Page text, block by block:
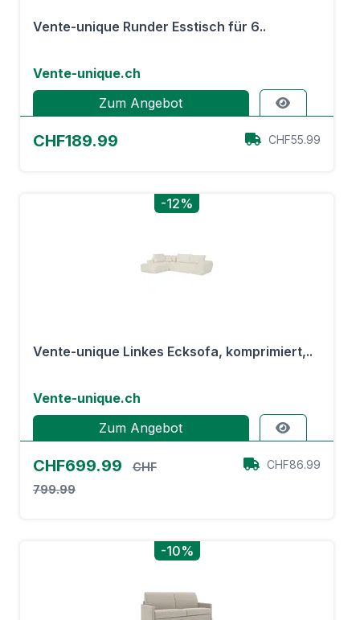
Vente-unique Runder Esstisch für 6..
Vente-unique.ch
Zum Angebot
CHF189.99 CHF55.99
-12%
Vente-unique Linkes Ecksofa, komprimiert,..
Vente-unique.ch
Zum Angebot
CHF699.99
CHF
799.99
CHF86.99
-10%